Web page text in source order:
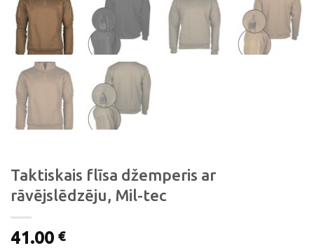
Taktiskais flīsa džemperis ar
rāvējslēdzēju, Mil-tec
41.00 €